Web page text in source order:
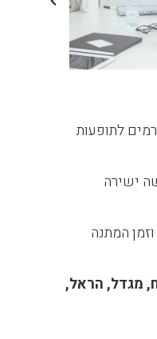
לתופעות
ישירה
המתנה
מגדל, הראל,